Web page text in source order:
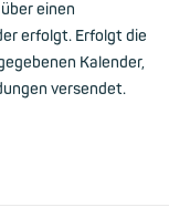
einen
erfolgt. Erfolgt die
Kalender,
versendet.